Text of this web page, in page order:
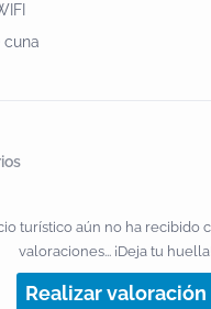
cuna
turístico aún no ha recibido
valoraciones... ¡Deja tu huella!
Realizar valoración